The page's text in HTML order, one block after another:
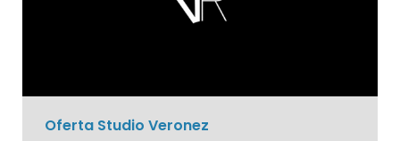
Oferta Studio Veronez